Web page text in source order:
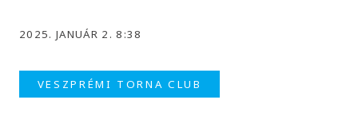
2025. JANUÁR 2. 8:38
VESZPRÉMI TORNA CLUB